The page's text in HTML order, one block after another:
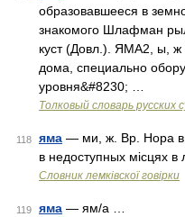
образовавшееся в
знакомого Шлафман
куст (Довл.). ЯМА2, ы,
дома, специально
уровня&#8230; …
Толковый словарь
118 яма — ми, ж. Вр. Нора в
в недоступных місцях в
Словник лемківскої говірки
119 яма — ям/а …